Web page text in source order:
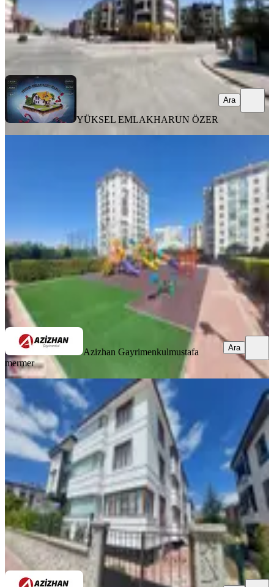
YÜKSEL EMLAKHARUN ÖZER
YÜKSEL EMLAKHARUN ÖZER
Ara
İçerisinde Satılık 3+1 Daire
Selçuklu, Hocacihan Mahallesi
171 m² ·4. Kat 07.08.2026
7.400.000 ₺
Azizhan Gayrimenkul mustafa mermer
Ara
Azizhan Gayrimenkulmustafa
mermer
Ara
YENİ
Azizhan'dan Selehaddini Eyyubi
Mah. Satılık 2+1 Daire
Selçuklu, Selahaddini Eyyubi Mahallesi
2+1·90 m²·3. Kat ·07.08.2026
3.900.000 ₺
Azizhan Gayrimenkulmustafa mermer
Ara